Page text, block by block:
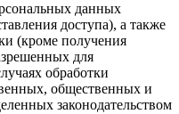
данных
доступа), а также
(кроме получения
для
обработки
общественных и
законодательством